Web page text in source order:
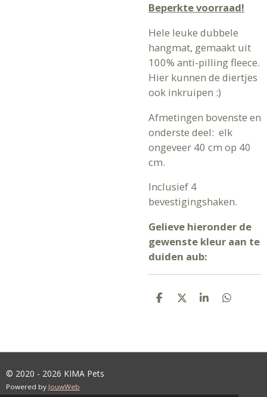
Beperkte voorraad!
Hele leuke dubbele
hangmat, gemaakt uit
100% anti-pilling fleece.
Hier kunnen de diertjes
ook inkruipen :)
Afmetingen bovenste en
onderste deel: elk
ongeveer 40 cm op 40
cm.
Inclusief 4
bevestigingshaken.
Gelieve hieronder de
gewenste kleur aan te
duiden aub:
D
D
S
D
© 2020 - 2026 KIMA Pets
Powered by JouwWeb